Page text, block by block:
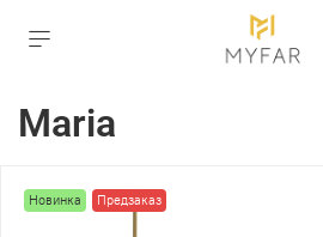
Maria
Новинка Предзаказ